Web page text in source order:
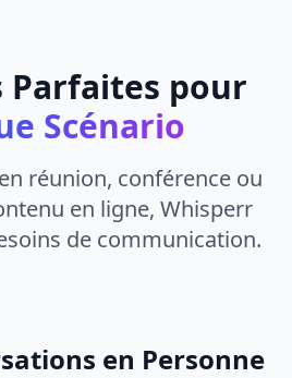
Parfaites pour
Scénario
réunion, conférence ou
en ligne, Whisperr
de communication.
en Personne